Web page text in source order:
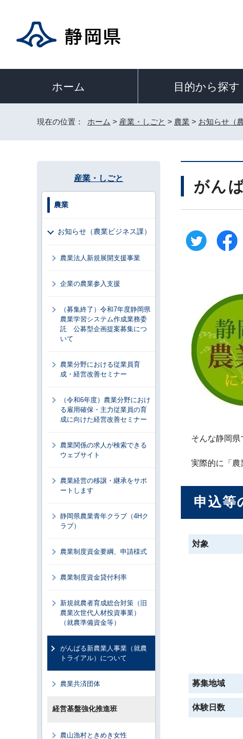
ホーム 目的から探す
現在の位置： ホーム > 産業・しごと > 農業 > お知らせ（
がん
そんな静岡県
実際的に「農
申込等
対象
募集地域
体験日数
産業・しごと
農業
お知らせ（農業ビジネス課）
農業法人新規展開支援事業
企業の農業参入支援
（募集終了）令和7年度静岡県
農業学習システム作成業務委
託 公募型企画提案募集につ
いて
農業分野における従業員育
成・経営改善セミナー
（令和6年度）農業分野におけ
る雇用確保・主力従業員の育
成に向けた経営改善セミナー
農業関係の求人が検索できる
ウェブサイト
農業経営の移譲・継承をサポ
ートします
静岡県農業青年クラブ（4Hク
ラブ）
農業制度資金要綱、申請様式
農業制度資金貸付利率
新規就農者育成総合対策（旧
農業次世代人材投資事業）
（就農準備資金等）
がんばる新農業人事業（就農
トライアル）について
農業共済団体
経営基盤強化推進班
農山漁村ときめき女性